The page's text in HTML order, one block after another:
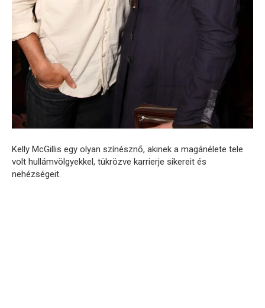
Kelly McGillis egy olyan színésznő, akinek a magánélete tele
volt hullámvölgyekkel, tükrözve karrierje sikereit és
nehézségeit.